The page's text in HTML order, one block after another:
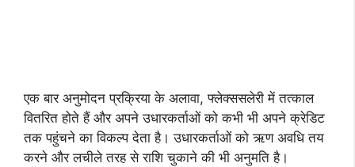
एक बार अनुमोदन प्रक्रिया के अलावा, फ्लेक्ससलेरी में तत्काल
वितरित होते हैं और अपने उधारकर्ताओं को कभी भी अपने क्रेडिट
तक पहुंचने का विकल्प देता है। उधारकर्ताओं को ऋण अवधि तय
करने और लचीले तरह से राशि चुकाने की भी अनुमति है।